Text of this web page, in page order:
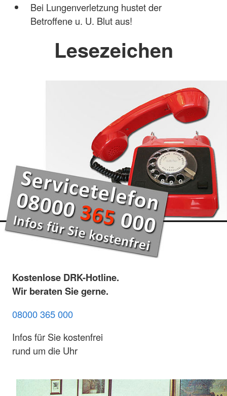
Bei Lungenverletzung hustet der
Betroffene u. U. Blut aus!
Lesezeichen
Kostenlose DRK-Hotline.
Wir beraten Sie gerne.
08000 365 000
Infos für Sie kostenfrei
rund um die Uhr